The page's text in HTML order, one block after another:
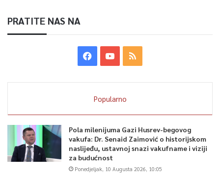
PRATITE NAS NA
Popularno
Pola milenijuma Gazi Husrev-begovog
vakufa: Dr. Senaid Zaimović o historijskom
naslijeđu, ustavnoj snazi vakufname i viziji
za budućnost
Ponedjeljak, 10 Augusta 2026, 10:05